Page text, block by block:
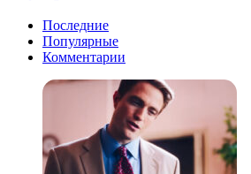
Последние
Популярные
Комментарии